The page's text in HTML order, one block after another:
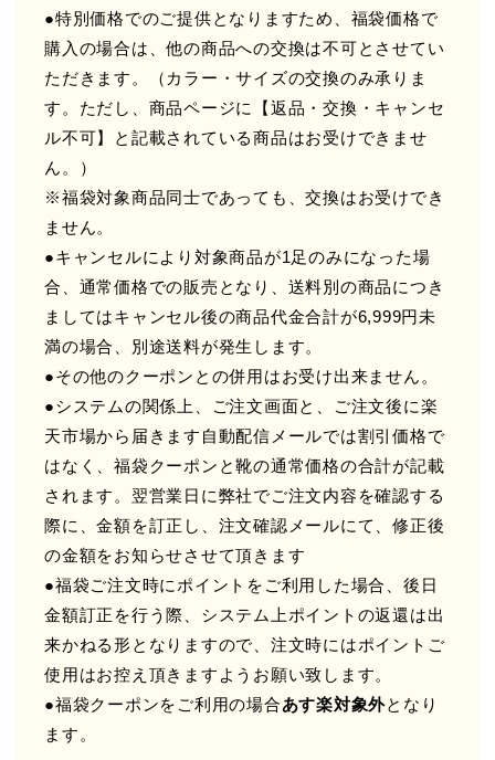
●特別価格でのご提供となりますため、福袋価格で
購入の場合は、他の商品への交換は不可とさせてい
ただきます。（カラー・サイズの交換のみ承りま
す。ただし、商品ページに【返品・交換・キャンセ
ル不可】と記載されている商品はお受けできませ
ん。）
※福袋対象商品同士であっても、交換はお受けでき
ません。
●キャンセルにより対象商品が1足のみになった場
合、通常価格での販売となり、送料別の商品につき
ましてはキャンセル後の商品代金合計が6,999円未
満の場合、別途送料が発生します。
●その他のクーポンとの併用はお受け出来ません。
●システムの関係上、ご注文画面と、ご注文後に楽
天市場から届きます自動配信メールでは割引価格で
はなく、福袋クーポンと靴の通常価格の合計が記載
されます。翌営業日に弊社でご注文内容を確認する
際に、金額を訂正し、注文確認メールにて、修正後
の金額をお知らせさせて頂きます
●福袋ご注文時にポイントをご利用した場合、後日
金額訂正を行う際、システム上ポイントの返還は出
来かねる形となりますので、注文時にはポイントご
使用はお控え頂きますようお願い致します。
●福袋クーポンをご利用の場合あす楽対象外となり
ます。